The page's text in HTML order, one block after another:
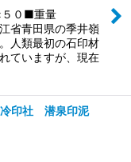
５０■重量
青田県の季井嶺
人類最初の石印材
ていますが、現在
印社 潜泉印泥